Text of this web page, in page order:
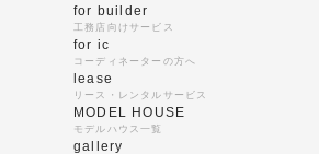
for builder
工務店向けサービス
for ic
コーディネーターの方へ
lease
リース・レンタルサービス
MODEL HOUSE
モデルハウス一覧
gallery